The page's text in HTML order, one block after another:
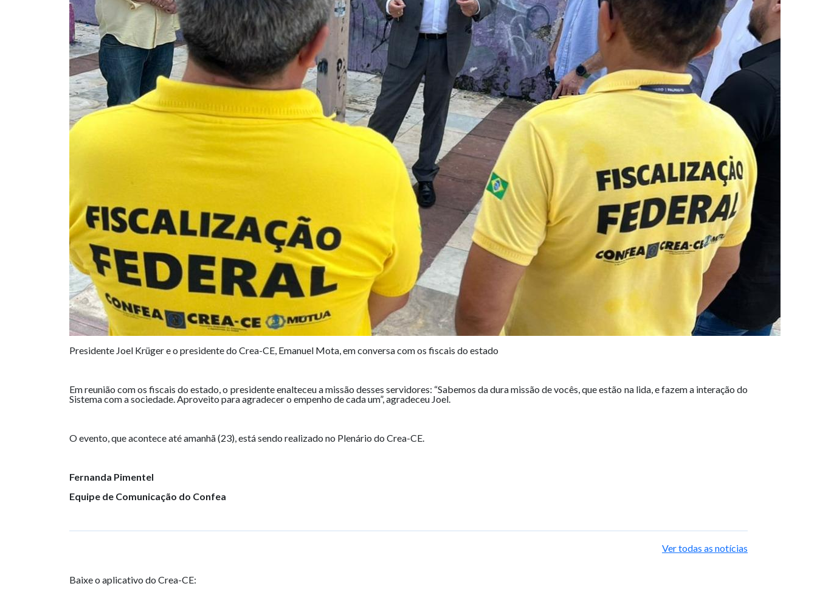
Presidente Joel Krüger e o presidente do Crea-CE, Emanuel Mota, em conversa com os fiscais do estado
Em reunião com os fiscais do estado, o presidente enalteceu a missão desses servidores: “Sabemos da dura missão de vocês, que estão na lida, e fazem a interação do
Sistema com a sociedade. Aproveito para agradecer o empenho de cada um”, agradeceu Joel.
O evento, que acontece até amanhã (23), está sendo realizado no Plenário do Crea-CE.
Fernanda Pimentel
Equipe de Comunicação do Confea
Ver todas as notícias
Baixe o aplicativo do Crea-CE: